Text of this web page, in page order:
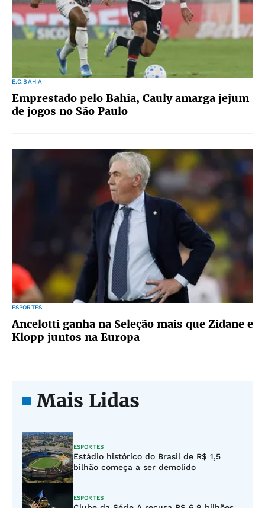
E.C.BAHIA
Emprestado pelo Bahia, Cauly amarga jejum
de jogos no São Paulo
ESPORTES
Ancelotti ganha na Seleção mais que Zidane e
Klopp juntos na Europa
Mais Lidas
ESPORTES
Estádio histórico do Brasil de R$ 1,5
bilhão começa a ser demolido
ESPORTES